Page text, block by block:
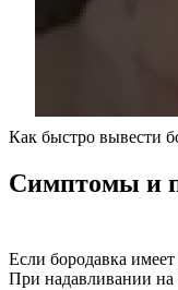
Как быстро вывести
Симптомы и
Если бородавка
При надавливании на